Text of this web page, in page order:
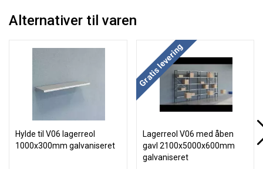
Alternativer til varen
Hylde til V06 lagerreol
1000x300mm galvaniseret
Gratis levering
Lagerreol V06 med åben
gavl 2100x5000x600mm
galvaniseret